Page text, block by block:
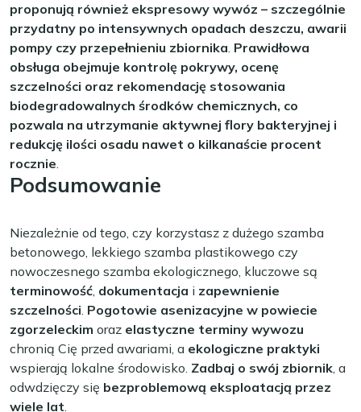
proponują również ekspresowy wywóz – szczególnie
przydatny po intensywnych opadach deszczu, awarii
pompy czy przepełnieniu zbiornika. Prawidłowa
obsługa obejmuje kontrolę pokrywy, ocenę
szczelności oraz rekomendację stosowania
biodegradowalnych środków chemicznych, co
pozwala na utrzymanie aktywnej flory bakteryjnej i
redukcję ilości osadu nawet o kilkanaście procent
rocznie.
Podsumowanie
Niezależnie od tego, czy korzystasz z dużego szamba
betonowego, lekkiego szamba plastikowego czy
nowoczesnego szamba ekologicznego, kluczowe są
terminowość, dokumentacja i zapewnienie
szczelności. Pogotowie asenizacyjne w powiecie
zgorzeleckim oraz elastyczne terminy wywozu
chronią Cię przed awariami, a ekologiczne praktyki
wspierają lokalne środowisko. Zadbaj o swój zbiornik, a
odwdzięczy się bezproblemową eksploatacją przez
wiele lat.